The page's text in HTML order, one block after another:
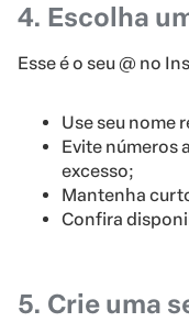
4. Escolha
Esse é o seu @ no
Use seu nome
Evite números
excesso;
Mantenha
Confira
5. Crie uma